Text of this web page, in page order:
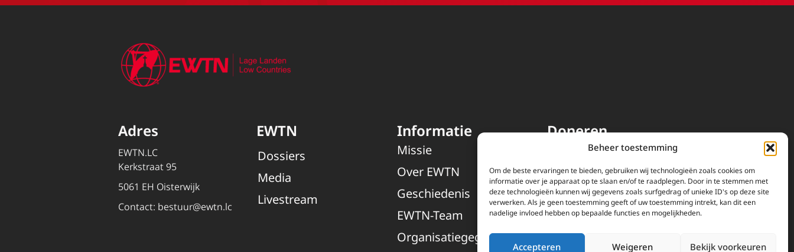
Beheer toestemming
Om de beste ervaringen te bieden, gebruiken wij technologieën zoals cookies om
informatie over je apparaat op te slaan en/of te raadplegen. Door in te stemmen met
deze technologieën kunnen wij gegevens zoals surfgedrag of unieke ID's op deze site
verwerken. Als je geen toestemming geeft of uw toestemming intrekt, kan dit een
nadelige invloed hebben op bepaalde functies en mogelijkheden.
Accepteren Weigeren Bekijk voorkeuren
Adres
EWTN.LC
Kerkstraat 95
5061 EH Oisterwijk
Contact: bestuur@ewtn.lc
EWTN
Dossiers
Media
Livestream
Informatie
Missie
Over EWTN
Geschiedenis
EWTN-Team
Organisatiegegevens
Doneren
EWTN wordt uitsluitend
gefinancierd door uw donaties.
Wij ontvangen bewust geen
advertentie-inkomsten of
kerkelijke financiele
Doneren